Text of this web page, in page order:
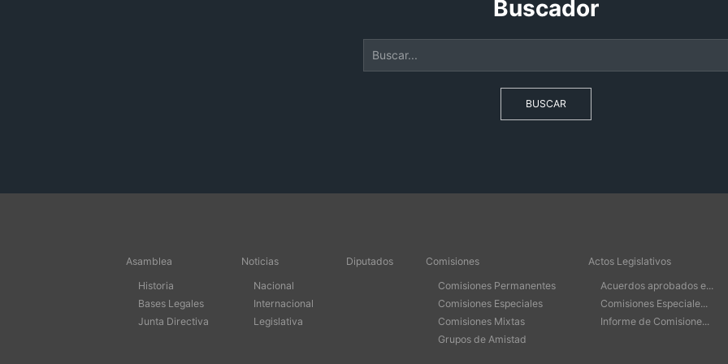
Buscador
BUSCAR
Asamblea
Historia
Bases Legales
Junta Directiva
Noticias
Nacional
Internacional
Legislativa
Diputados
Comisiones
Comisiones Permanentes
Comisiones Especiales
Comisiones Mixtas
Grupos de Amistad
Actos Legislativos
Acuerdos aprobados e...
Comisiones Especiale...
Informe de Comisione...